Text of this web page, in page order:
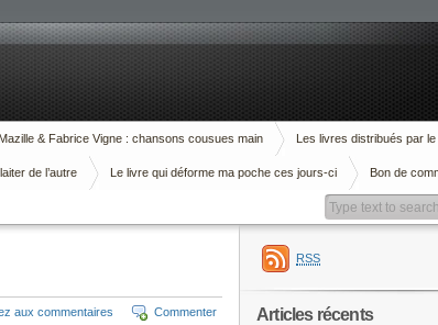
& Fabrice Vigne : chansons cousues main Les livres distribués par
de l’autre Le livre qui déforme ma poche ces jours-ci Bon de
Commenter
aux commentaires
RSS
Articles récents